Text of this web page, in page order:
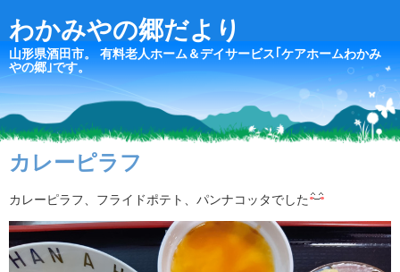
わかみやの郷だより
山形県酒田市。 有料老人ホーム＆デイサービス｢ケアホームわかみ
やの郷｣です。
カレーピラフ
カレーピラフ、フライドポテト、パンナコッタでした